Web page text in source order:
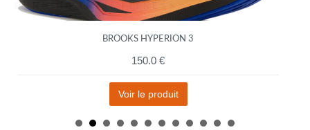
BROOKS HYPERION 3
150.0 €
Voir le produit